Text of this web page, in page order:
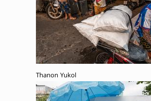
Thanon Yukol